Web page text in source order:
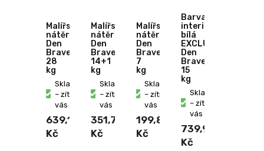
Malířský
nátěr
Den
Braven
28
kg
Skladem
– zítra u
vás
639,10
Kč
Malířský
nátěr
Den
Braven
14+1
kg
Skladem
– zítra u
vás
351,70
Kč
Malířský
nátěr
Den
Braven
7
kg
Skladem
– zítra u
vás
199,80
Kč
Barva
interiérová
bílá
EXCLUSIVE
Den
Braven
15
kg
Skladem
– zítra u
vás
739,90
Kč